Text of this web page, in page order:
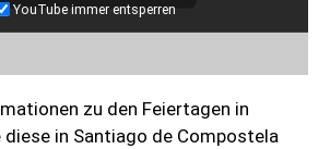
YouTube immer entsperren
zu den Feiertagen in
diese in Santiago de Compostela